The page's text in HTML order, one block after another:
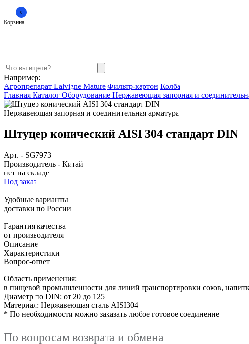
0
Корзина
Например:
Агропрепарат Lalvigne Mature Фильтр-картон Колба
Главная Каталог Оборудование Нержавеющая запорная и
Нержавеющая запорная и соединительная арматура
Штуцер конический AISI 304 стандарт DIN
Арт. - SG7973
Производитель - Китай
нет на складе
Под заказ
Удобные варианты
доставки по России
Гарантия качества
от производителя
Описание
Характеристики
Вопрос-ответ
Область применения:
в пищевой промышленности для линий транспортировки соков,
Диаметр по DIN: от 20 до 125
Материал: Нержавеющая сталь AISI304
* По необходимости можно заказать любое готовое соединение
По вопросам возврата и обмена